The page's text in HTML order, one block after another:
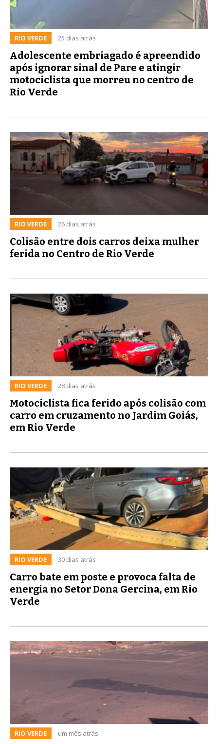
RIO VERDE 25 dias atrás
Adolescente embriagado é apreendido
após ignorar sinal de Pare e atingir
motociclista que morreu no centro de
Rio Verde
RIO VERDE 26 dias atrás
Colisão entre dois carros deixa mulher
ferida no Centro de Rio Verde
RIO VERDE 28 dias atrás
Motociclista fica ferido após colisão com
carro em cruzamento no Jardim Goiás,
em Rio Verde
RIO VERDE 30 dias atrás
Carro bate em poste e provoca falta de
energia no Setor Dona Gercina, em Rio
Verde
RIO VERDE um mês atrás